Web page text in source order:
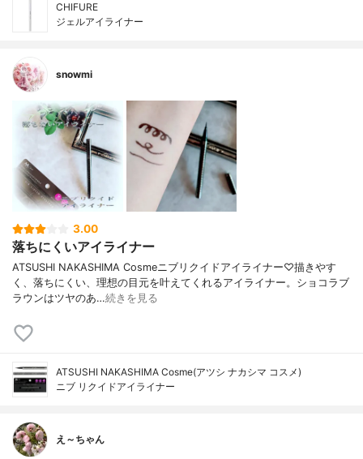
CHIFURE
ジェルアイライナー
snowmi
3.00
落ちにくいアイライナー
ATSUSHI NAKASHIMA Cosmeニブリクイドアイライナー♡描きやす
く、落ちにくい、理想の目元を叶えてくれるアイライナー。ショコラブ
ラウンはツヤのあ…続きを見る
ATSUSHI NAKASHIMA Cosme(アツシ ナカシマ コスメ)
ニブ リクイドアイライナー
え～ちゃん